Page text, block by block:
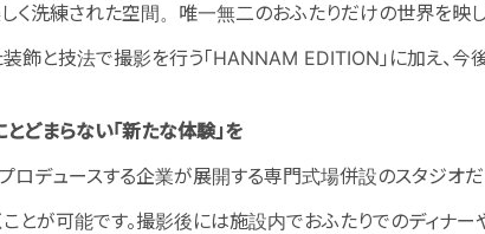
く洗練された空間。唯一無二のおふたりだけの世界を映
飾と技法で撮影を行う「HANNAM EDITION」に加え、今
まらない「新たな体験」を
デュースする企業が展開する専門式場併設のスタジオだ
とが可能です。撮影後には施設内でおふたりでのディナ